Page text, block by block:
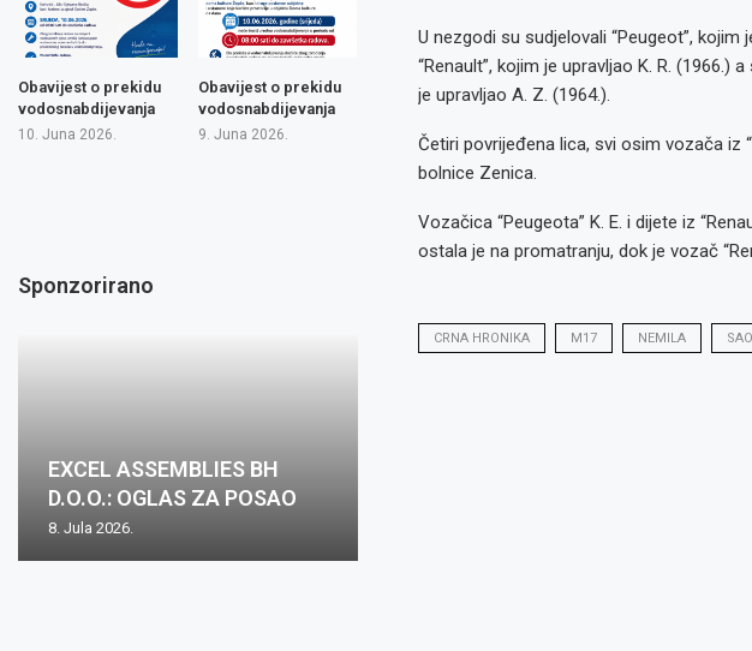
U nezgodi su sudjelovali “Peugeot”, kojim
“Renault”, kojim je upravljao K. R. (1966.)
je upravljao A. Z. (1964.).
Četiri povrijeđena lica, svi osim vozača iz
bolnice Zenica.
Vozačica “Peugeota” K. E. i dijete iz
ostala je na promatranju, dok je vozač
CRNA HRONIKA M17 NEMILA
Obavijest o prekidu
vodosnabdijevanja
10. Juna 2026.
Obavijest o prekidu
vodosnabdijevanja
9. Juna 2026.
Sponzorirano
EXCEL ASSEMBLIES BH
D.O.O.: OGLAS ZA POSAO
8. Jula 2026.